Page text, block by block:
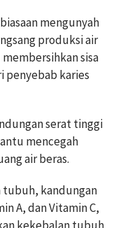
mengunyah
produksi air
sisa
penyebab karies
serat tinggi
mencegah
air beras.
kandungan
A, dan Vitamin C,